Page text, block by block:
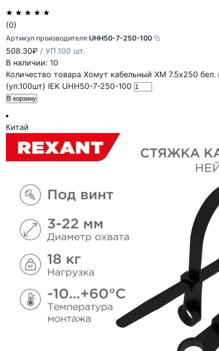
(0)
Артикул производителя:UHH50-7-250-100
508.30₽ / УП.100 шт.
В наличии: 10
Количество товара Хомут кабельный ХМ 7.5х250
(уп.100шт) IEK UHH50-7-250-100
В корзину
Китай